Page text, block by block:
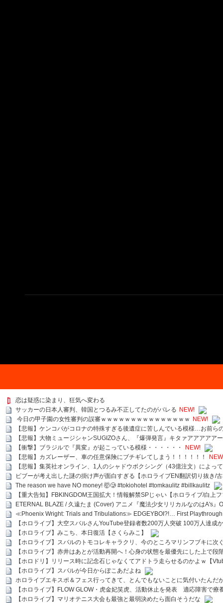
恋は疑惑に染まり、狂気へ変わる
サッカーの日本人審判、韓国とつるみ不正してたのがバレる NEW!
今日の甲子園の女性審判の誤審ｗｗｗｗｗｗｗｗｗｗｗｗｗｗｗ NEW!
【悲報】ケンコバがコロナの特殊すぎる後遺症に苦しんでいる模様…お前ら
【悲報】大物ミュージシャンSUGIZOさん、『爆弾発言』キタァアアアアア
【衝撃】ブラジルで『異変』が起こっている模様・・・・・・
NEW!
【悲報】カズレーザー、車の任意保険にブチギレてしまう！！！！！！
【悲報】集英社オンライン、1人のシャドウボクシング（43億注文）によっ
ビブーが考え出した謎の掛け声が面白すぎる【ホロライブEN翻訳切り抜き/
The reason we have NO money! 🤯🥲 #tokiohotel #tomkaulitz #billkaulitz
【重大告知】FBKINGDOM王国拡大！情報解禁SPじゃい【ホロライブ/白上
ETERNAL BLAZE / 久遠たま (Cover) アニメ『魔法少女リリカルなのはA's』
≪Phoenix Wright: Trials and Tribulations≫ EDGEYBOI?!… First
【ホロライブ】大空スバルさんYouTube登録者数200万人突破 100万人達成
【ホロライブ】みこち、本日復活【さくらみこ】
【ホロライブ】スバルのトモコレキャラクリ、今のところマリンフブキに
【ホロライブ】赤井はあとが活動再開へ！心身の状態を最優先にした上で段
【ホロドリ】リリース時に記念石じゃなくてアドトラ走らせるのかよｗ【
【ホロライブ】スバルが今日からぽこあだよね
ホロライブエキスポ＆フェス行ってきて、とんでもないことに気付いたんだ
【ホロライブ】FLOW GLOW・虎金妃笑虎、活動休止を発表 適応障害で療
【ホロライブ】マリオテニス大会も最強と最弱決めたら面白そうだな